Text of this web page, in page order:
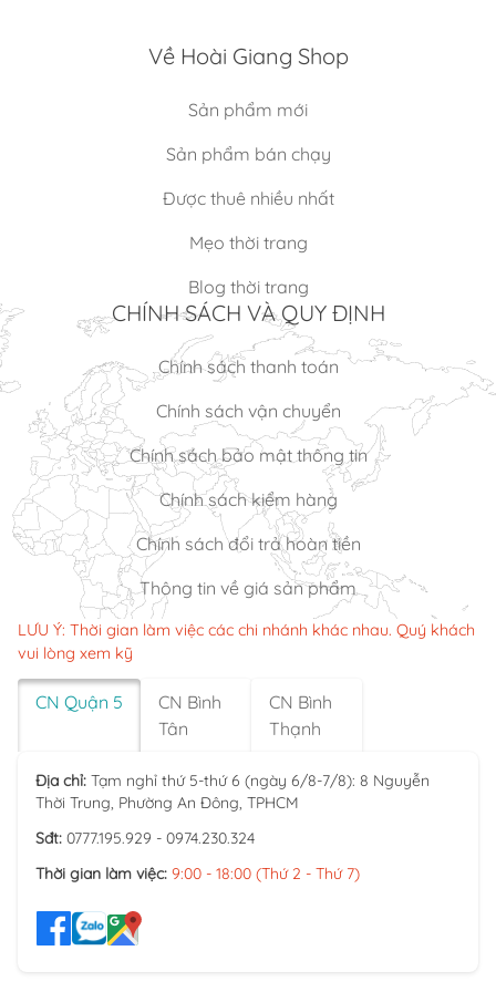
Về Hoài Giang Shop
Sản phẩm mới
Sản phẩm bán chạy
Được thuê nhiều nhất
Mẹo thời trang
Blog thời trang
CHÍNH SÁCH VÀ QUY ĐỊNH
Chính sách thanh toán
Chính sách vận chuyển
Chính sách bảo mật thông tin
Chính sách kiểm hàng
Chính sách đổi trả hoàn tiền
Thông tin về giá sản phẩm
LƯU Ý: Thời gian làm việc các chi nhánh khác nhau. Quý khách
vui lòng xem kỹ
CN Quận 5
CN Bình
Tân
CN Bình
Thạnh
Địa chỉ: Tạm nghỉ thứ 5-thứ 6 (ngày 6/8-7/8): 8 Nguyễn
Thời Trung, Phường An Đông, TPHCM
Sđt: 0777.195.929 - 0974.230.324
Thời gian làm việc: 9:00 - 18:00 (Thứ 2 - Thứ 7)